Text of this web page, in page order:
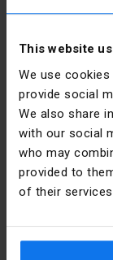
This website
We use
provide social
We also share
with our social
who may
provided to
of their
lunedì - venerdì:
tel.:12 269 12 12
e-mail:
Elaborazione
lunedì - venerdì:
e-mail:
Acquisti online